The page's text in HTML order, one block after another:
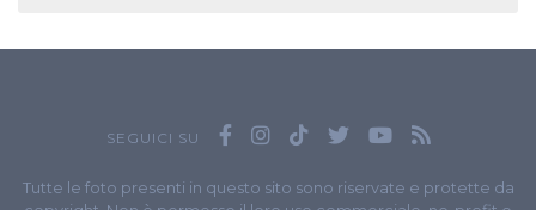
SEGUICI SU
Tutte le foto presenti in questo sito sono riservate e protette da